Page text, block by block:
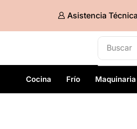
Asistencia Técnica
Buscar
Cocina Frío